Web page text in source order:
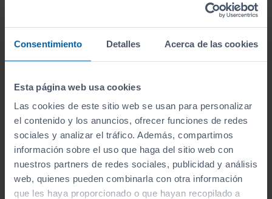
Consentimiento Detalles Acerca de las cookies
Esta página web usa cookies
Las cookies de este sitio web se usan para personalizar
el contenido y los anuncios, ofrecer funciones de redes
sociales y analizar el tráfico. Además, compartimos
información sobre el uso que haga del sitio web con
nuestros partners de redes sociales, publicidad y análisis
web, quienes pueden combinarla con otra información
que les haya proporcionado o que hayan recopilado a
SEAT TARRACO
2.0 TDI 110KW (150CV) S&S STYLE DSG